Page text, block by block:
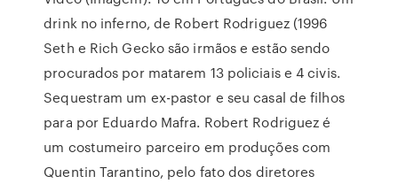
drink no inferno, de Robert Rodriguez (1996
Seth e Rich Gecko são irmãos e estão sendo
procurados por matarem 13 policiais e 4 civis.
Sequestram um ex-pastor e seu casal de filhos
para por Eduardo Mafra. Robert Rodriguez é
um costumeiro parceiro em produções com
Quentin Tarantino, pelo fato dos diretores